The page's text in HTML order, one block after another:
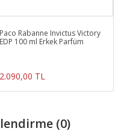
Paco Rabanne Invictus Victory
EDP 100 ml Erkek Parfüm
2.090,00 TL
(0)